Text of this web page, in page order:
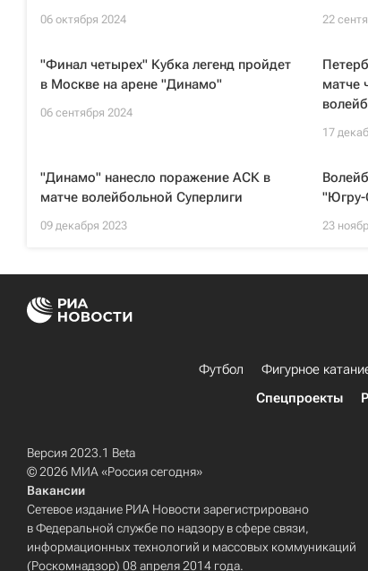
06 октября 2024 22
"Финал четырех" Кубка легенд пройдет
в Москве на арене "Динамо"
06 сентября 2024
матче
17
"Динамо" нанесло поражение АСК в
матче волейбольной Суперлиги
09 декабря 2023
"Югру-
23
Футбол Фигурное
Спецпроекты
Версия 2023.1 Beta
© 2026 МИА «Россия сегодня»
Вакансии
Сетевое издание РИА Новости зарегистрировано
в Федеральной службе по надзору в сфере связи,
информационных технологий и массовых коммуникаций
(Роскомнадзор) 08 апреля 2014 года.